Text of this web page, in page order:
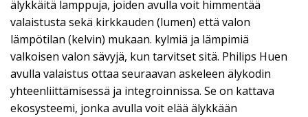
älykkäitä lamppuja, joiden avulla voit himmentää
valaistusta sekä kirkkauden (lumen) että valon
lämpötilan (kelvin) mukaan. kylmiä ja lämpimiä
valkoisen valon sävyjä, kun tarvitset sitä. Philips Huen
avulla valaistus ottaa seuraavan askeleen älykodin
yhteenliittämisessä ja integroinnissa. Se on kattava
ekosysteemi, jonka avulla voit elää älykkään